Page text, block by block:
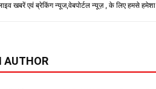
खबरें एवं ब्रेकिंग न्यूज,वेबपोर्टल न्यूज़ , के लिए हमसे
AUTHOR